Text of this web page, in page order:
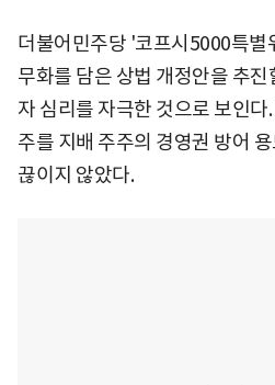
더불어민주당 '코프시5000특별
무화를 담은 상법 개정안을 추
자 심리를 자극한 것으로 보인
주를 지배 주주의 경영권 방어
끊이지 않았다.